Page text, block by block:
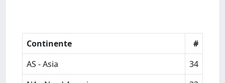
Continente
#
AS - Asia
34